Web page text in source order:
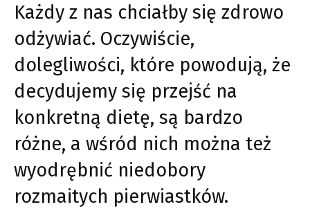
Każdy z nas chciałby się zdrowo
odżywiać. Oczywiście,
dolegliwości, które powodują, że
decydujemy się przejść na
konkretną dietę, są bardzo
różne, a wśród nich można też
wyodrębnić niedobory
rozmaitych pierwiastków.